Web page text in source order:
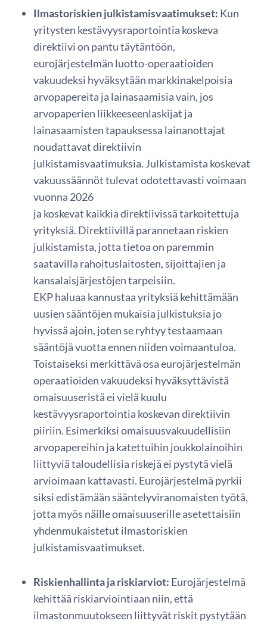
Ilmastoriskien julkistamisvaatimukset: Kun
yritysten kestävyysraportointia koskeva
direktiivi on pantu täytäntöön,
eurojärjestelmän luotto-operaatioiden
vakuudeksi hyväksytään markkinakelpoisia
arvopapereita ja lainasaamisia vain, jos
arvopaperien liikkeeseenlaskijat ja
lainasaamisten tapauksessa lainanottajat
noudattavat direktiivin
julkistamisvaatimuksia. Julkistamista koskevat
vakuussäännöt tulevat odotettavasti voimaan
vuonna 2026
ja koskevat kaikkia direktiivissä tarkoitettuja
yrityksiä. Direktiivillä parannetaan riskien
julkistamista, jotta tietoa on paremmin
saatavilla rahoituslaitosten, sijoittajien ja
kansalaisjärjestöjen tarpeisiin.
EKP haluaa kannustaa yrityksiä kehittämään
uusien sääntöjen mukaisia julkistuksia jo
hyvissä ajoin, joten se ryhtyy testaamaan
sääntöjä vuotta ennen niiden voimaantuloa.
Toistaiseksi merkittävä osa eurojärjestelmän
operaatioiden vakuudeksi hyväksyttävistä
omaisuuseristä ei vielä kuulu
kestävyysraportointia koskevan direktiivin
piiriin. Esimerkiksi omaisuusvakuudellisiin
arvopapereihin ja katettuihin joukkolainoihin
liittyviä taloudellisia riskejä ei pystytä vielä
arvioimaan kattavasti. Eurojärjestelmä pyrkii
siksi edistämään sääntelyviranomaisten työtä,
jotta myös näille omaisuuserille asetettaisiin
yhdenmukaistetut ilmastoriskien
julkistamisvaatimukset.
Riskienhallinta ja riskiarviot: Eurojärjestelmä
kehittää riskiarviointiaan niin, että
ilmastonmuutokseen liittyvät riskit pystytään